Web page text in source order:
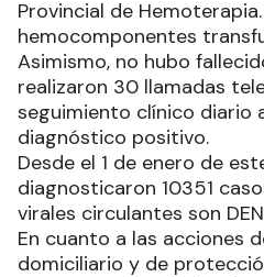
Provincial de
hemocomponentes
Asimismo, no hubo
realizaron 30 llamadas
seguimiento clínico diario
diagnóstico positivo.
Desde el 1 de enero de
diagnosticaron 10351
virales circulantes son DEN
En cuanto a las acciones
domiciliario y de